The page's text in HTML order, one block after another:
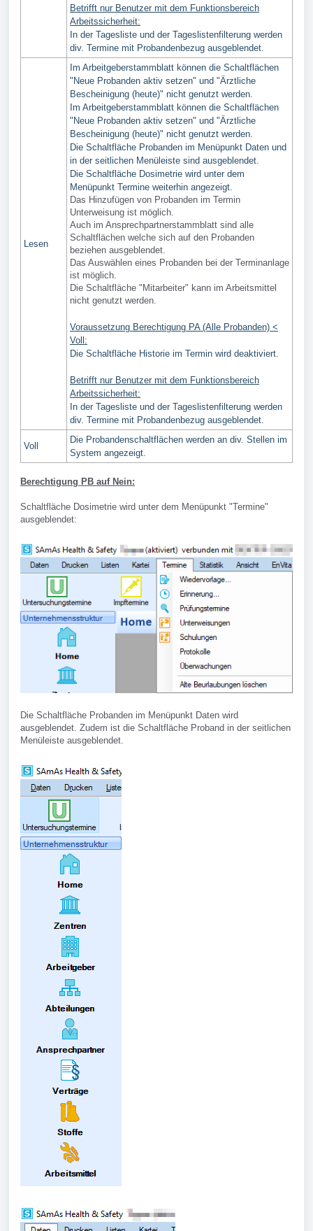
Betrifft nur Benutzer mit dem Funktionsbereich
Arbeitssicherheit:
In der Tagesliste und der Tageslistenfilterung werden
div. Termine mit Probandenbezug ausgeblendet.
Lesen
Im Arbeitgeberstammblatt können die Schaltflächen
"Neue Probanden aktiv setzen" und "Ärztliche
Bescheinigung (heute)" nicht genutzt werden.
Im Arbeitgeberstammblatt können die Schaltflächen
"Neue Probanden aktiv setzen" und "Ärztliche
Bescheinigung (heute)" nicht genutzt werden.
Die Schaltfläche Probanden im Menüpunkt Daten und
in der seitlichen Menüleiste sind ausgeblendet.
Die Schaltfläche Dosimetrie wird unter dem
Menüpunkt Termine weiterhin angezeigt.
Das Hinzufügen von Probanden im Termin
Unterweisung ist möglich.
Auch im Ansprechpartnerstammblatt sind alle
Schaltflächen welche sich auf den Probanden
beziehen ausgeblendet.
Das Auswählen eines Probanden bei der Terminanlage
ist möglich.
Die Schaltfläche "Mitarbeiter" kann im Arbeitsmittel
nicht genutzt werden.
Voraussetzung Berechtigung PA (Alle Probanden) <
Voll:
Die Schaltfläche Historie im Termin wird deaktiviert.
Betrifft nur Benutzer mit dem Funktionsbereich
Arbeitssicherheit:
In der Tagesliste und der Tageslistenfilterung werden
div. Termine mit Probandenbezug ausgeblendet.
Voll
Die Probandenschaltflächen werden an div. Stellen im
System angezeigt.
Berechtigung PB auf Nein:
Schaltfläche Dosimetrie wird unter dem Menüpunkt "Termine"
ausgeblendet:
Die Schaltfläche Probanden im Menüpunkt Daten wird
ausgeblendet. Zudem ist die Schaltfläche Proband in der seitlichen
Menüleiste ausgeblendet.